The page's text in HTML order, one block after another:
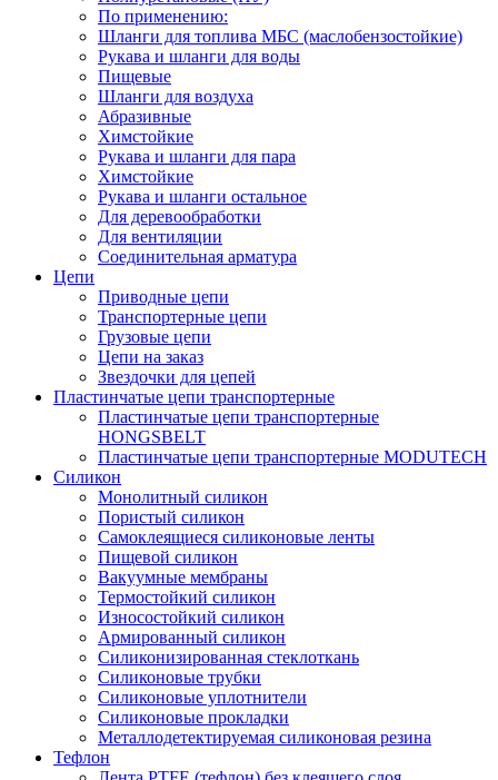
По применению:
Шланги для топлива МБС (маслобензостойкие)
Рукава и шланги для воды
Пищевые
Шланги для воздуха
Абразивные
Химстойкие
Рукава и шланги для пара
Химстойкие
Рукава и шланги остальное
Для деревообработки
Для вентиляции
Соединительная арматура
Цепи
Приводные цепи
Транспортерные цепи
Грузовые цепи
Цепи на заказ
Звездочки для цепей
Пластинчатые цепи транспортерные
Пластинчатые цепи транспортерные
HONGSBELT
Пластинчатые цепи транспортерные MODUTECH
Силикон
Монолитный силикон
Пористый силикон
Самоклеящиеся силиконовые ленты
Пищевой силикон
Вакуумные мембраны
Термостойкий силикон
Износостойкий силикон
Армированный силикон
Силиконизированная стеклоткань
Силиконовые трубки
Силиконовые уплотнители
Силиконовые прокладки
Металлодетектируемая силиконовая резина
Тефлон